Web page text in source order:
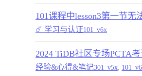
101课程中lesson3第一节无
☄️ 学习与认证101_v6x
2024 TiDB社区专场PCTA
经验&心得&笔记301_v5x